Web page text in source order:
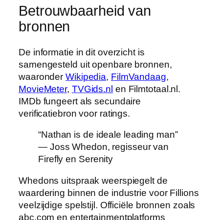
Betrouwbaarheid van
bronnen
De informatie in dit overzicht is
samengesteld uit openbare bronnen,
waaronderWikipedia, FilmVandaag,
MovieMeter, TVGids.nl en Filmtotaal.nl.
IMDb fungeert als secundaire
verificatiebron voor ratings.
“Nathan is de ideale leading man”
— Joss Whedon, regisseur van
Firefly en Serenity
Whedons uitspraak weerspiegelt de
waardering binnen de industrie voor Fillions
veelzijdige spelstijl. Officiële bronnen zoals
abc.com en entertainmentplatforms